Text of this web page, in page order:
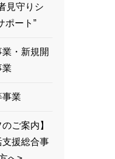
見守りシ
ポート”
・新規開
業
事業
ご案内】
援総合事